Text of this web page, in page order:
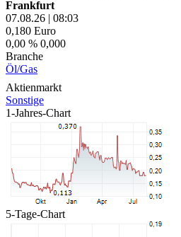
Frankfurt
07.08.26 | 08:03
0,180 Euro
0,00 % 0,000
Branche
Öl/Gas
Aktienmarkt
Sonstige
1-Jahres-Chart
5-Tage-Chart